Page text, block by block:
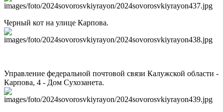
Черный кот на улице Карпова.
Управление федеральной почтовой связи Калужской области -
Карпова, 4 - Дом Сухозанета.